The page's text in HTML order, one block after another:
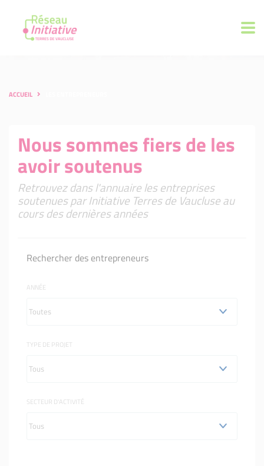
ACCUEIL
Nous sommes fiers de les
avoir soutenus
Retrouvez dans l'annuaire les entreprises
soutenues par Initiative Terres de Vaucluse au
cours des dernières années
Rechercher des entrepreneurs
ANNÉE
TYPE DE PROJET
SECTEUR D'ACTIVITÉ